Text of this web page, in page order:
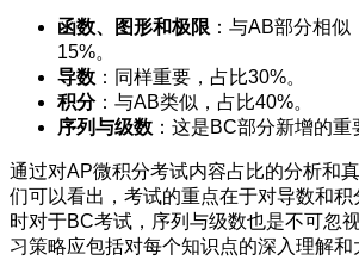
函数、图形和极限 ：与AB部分相
15%。
导数 ：同样重要，占比30%。
积分：与AB类似，占比40%。
序列与级数 ：这是BC部分新增的重
通过对AP微积分考试内容占比的分析和
们可以看出，考试的重点在于对导数和积
时对于BC考试，序列与级数也是不可忽
习策略应包括对每个知识点的深入理解